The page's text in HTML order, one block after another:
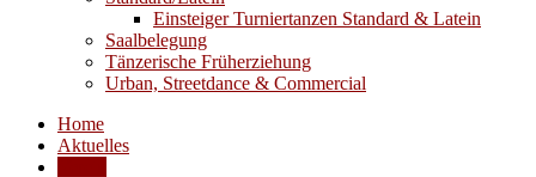
Einsteiger Turniertanzen Standard & Latein
Saalbelegung
Tänzerische Früherziehung
Urban, Streetdance & Commercial
Home
Aktuelles